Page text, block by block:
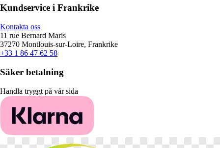
Kundservice i Frankrike
Kontakta oss
11 rue Bernard Maris
37270 Montlouis-sur-Loire, Frankrike
+33 1 86 47 62 58
Säker betalning
Handla tryggt på vår sida